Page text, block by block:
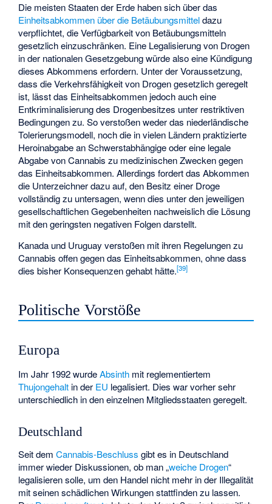
Die meisten Staaten der Erde haben sich über das
Einheitsabkommen über die Betäubungsmitteldazu
verpflichtet, die Verfügbarkeit von Betäubungsmitteln
gesetzlich einzuschränken. Eine Legalisierung von Drogen
in der nationalen Gesetzgebung würde also eine Kündigung
dieses Abkommens erfordern. Unter der Voraussetzung,
dass die Verkehrsfähigkeit von Drogen gesetzlich geregelt
ist, lässt das Einheitsabkommen jedoch auch eine
Entkriminalisierung des Drogenbesitzes unter restriktiven
Bedingungen zu. So verstoßen weder das niederländische
Tolerierungsmodell, noch die in vielen Ländern praktizierte
Heroinabgabe an Schwerstabhängige oder eine legale
Abgabe von Cannabis zu medizinischen Zwecken gegen
das Einheitsabkommen. Allerdings fordert das Abkommen
die Unterzeichner dazu auf, den Besitz einer Droge
vollständig zu untersagen, wenn dies unter den jeweiligen
gesellschaftlichen Gegebenheiten nachweislich die Lösung
mit den geringsten negativen Folgen darstellt.
Kanada und Uruguay verstoßen mit ihren Regelungen zu
Cannabis offen gegen das Einheitsabkommen, ohne dass
dies bisher Konsequenzen gehabt hätte.[39]
Politische Vorstöße
Europa
Im Jahr 1992 wurdeAbsinth mit reglementiertem
Thujongehalt in der EU legalisiert. Dies war vorher sehr
unterschiedlich in den einzelnen Mitgliedsstaaten geregelt.
Deutschland
Seit demCannabis-Beschluss gibt es in Deutschland
immer wieder Diskussionen, ob man „weiche Drogen“
legalisieren solle, um den Handel nicht mehr in der Illegalität
mit seinen schädlichen Wirkungen stattfinden zu lassen.